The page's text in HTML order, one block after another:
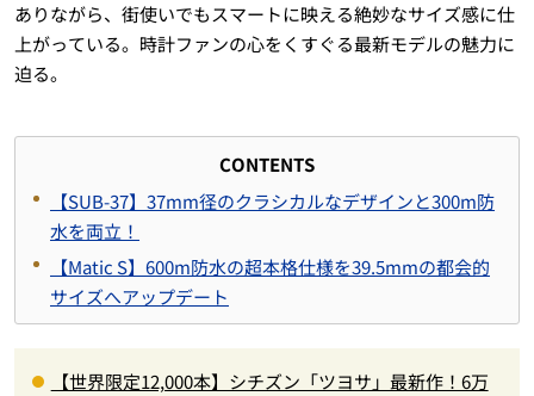
ありながら、街使いでもスマートに映える絶妙なサイズ感に仕
上がっている。時計ファンの心をくすぐる最新モデルの魅力に
迫る。
CONTENTS
【SUB-37】37mm径のクラシカルなデザインと300m防
水を両立！
【Matic S】600m防水の超本格仕様を39.5mmの都会的
サイズへアップデート
【世界限定12,000本】シチズン「ツヨサ」最新作！6万